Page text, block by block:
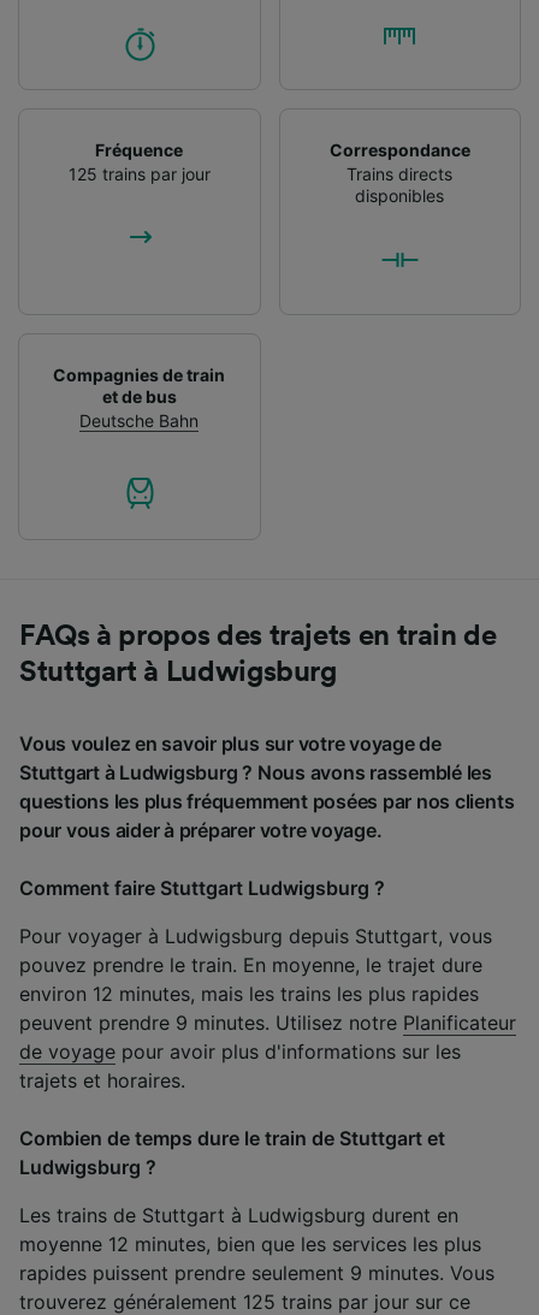
Fréquence
125 trains par jour
Correspondance
Trains directs
disponibles
Compagnies de train
et de bus
Deutsche Bahn
FAQs à propos des trajets en train de
Stuttgart à Ludwigsburg
Vous voulez en savoir plus sur votre voyage de
Stuttgart à Ludwigsburg ? Nous avons rassemblé les
questions les plus fréquemment posées par nos clients
pour vous aider à préparer votre voyage.
Comment faire Stuttgart Ludwigsburg ?
Pour voyager à Ludwigsburg depuis Stuttgart, vous
pouvez prendre le train. En moyenne, le trajet dure
environ 12 minutes, mais les trains les plus rapides
peuvent prendre 9 minutes. Utilisez notre Planificateur
de voyage pour avoir plus d'informations sur les
trajets et horaires.
Combien de temps dure le train de Stuttgart et
Ludwigsburg ?
Les trains de Stuttgart à Ludwigsburg durent en
moyenne 12 minutes, bien que les services les plus
rapides puissent prendre seulement 9 minutes. Vous
trouverez généralement 125 trains par jour sur ce